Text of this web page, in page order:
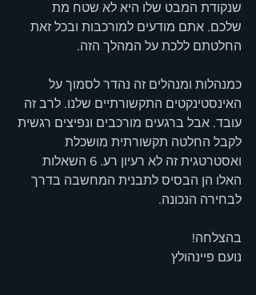
שנקודת המבט שלו היא לא שטח מת
שלכם. אתם מודעים למורכבות ובכל זאת
החלטתם ללכת על המהלך הזה.
כמנהלות ומנהלים זה נהדר לסמוך על
האינסטינקטים התקשורתיים שלנו. לרב זה
עובד. אבל ברגעים מורכבים ונפיצים רגשית
לקבל החלטה תקשורתית מושכלת
ואסטרטגית זה לא רעיון רע. 6 השאלות
האלו הן הבסיס לתבנית המחשבה בדרך
לבחירה הנכונה.
בהצלחה!
נועם פיינהולץ